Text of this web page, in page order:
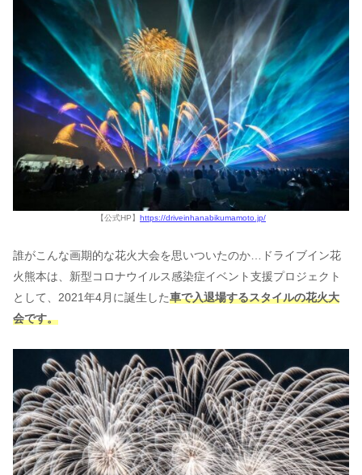
【公式HP】 https://driveinhanabikumamoto.jp/
誰がこんな画期的な花火大会を思いついたのか…ドライブイン花
火熊本は、新型コロナウイルス感染症イベント支援プロジェクト
として、2021年4月に誕生した車で入退場するスタイルの花火大
会です。